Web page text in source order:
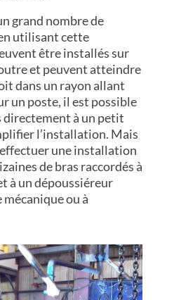
grand nombre de
utilisant cette
être installés sur
et peuvent atteindre
dans un rayon allant
un poste, il est possible
directement à un petit
l’installation. Mais
une installation
de bras raccordés à
à un dépoussiéreur
ou à